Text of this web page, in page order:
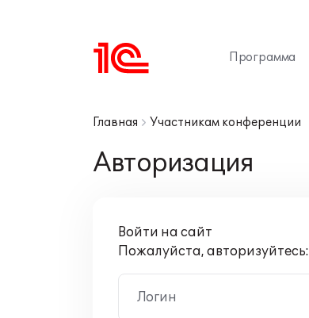
Программа
Главная Участникам конференции
Авторизация
Войти на сайт
Пожалуйста, авторизуйтесь:
Логин